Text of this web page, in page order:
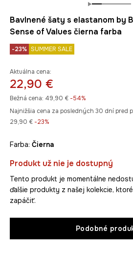
Bavlnené šaty s elastanom by
Sense of Values čierna farba
-23% SUMMER SALE
Aktuálna cena:
22,90 €
Bežná cena: 49,90 € -54%
Najnižšia cena za posledných 30 dní pred
29,90 € -23%
Farba: čierna
Produkt už nie je dostupný
Tento produkt je momentálne
ďalšie produkty z našej kolekcie,
zapáčiť.
Podobné